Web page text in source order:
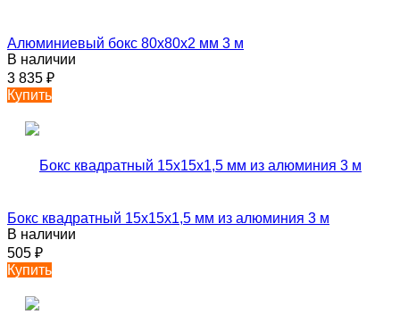
Алюминиевый бокс 80х80х2 мм 3 м
В наличии
3 835 ₽
Купить
Бокс квадратный 15х15х1,5 мм из алюминия 3 м
В наличии
505 ₽
Купить